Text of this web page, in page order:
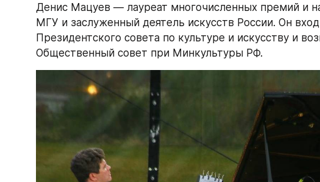
Денис Мацуев — лауреат многочисленных премий и
МГУ и заслуженный деятель искусств России. Он
Президентского совета по культуре и искусству и
Общественный совет при Минкультуры РФ.